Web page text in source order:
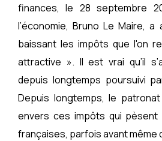
finances, le 28 septembre
l’économie, Bruno Le Maire,
baissant les impôts que l'on
attractive ». Il est vrai qu’il
depuis longtemps poursuivi
Depuis longtemps, le
envers ces impôts qui
françaises, parfois avant même